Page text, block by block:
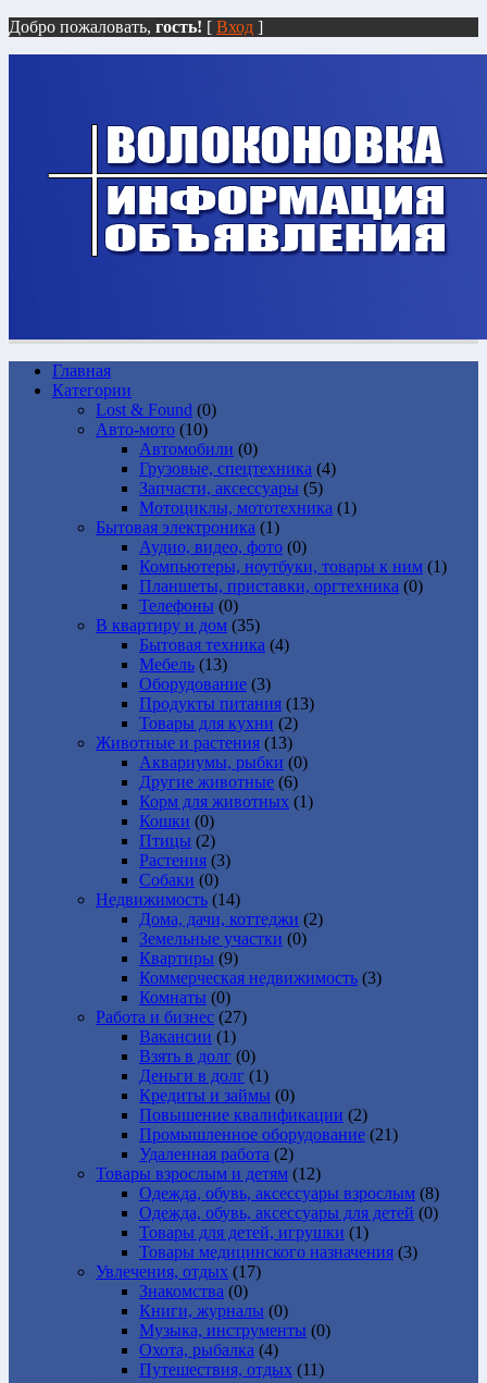
Добро пожаловать, гость! [ Вход ]
Главная
Категории
Lost & Found (0)
Авто-мото (10)
Автомобили (0)
Грузовые, спецтехника (4)
Запчасти, аксессуары (5)
Мотоциклы, мототехника (1)
Бытовая электроника (1)
Аудио, видео, фото (0)
Компьютеры, ноутбуки, товары к ним (1)
Планшеты, приставки, оргтехника (0)
Телефоны (0)
В квартиру и дом (35)
Бытовая техника (4)
Мебель (13)
Оборудование (3)
Продукты питания (13)
Товары для кухни (2)
Животные и растения (13)
Аквариумы, рыбки (0)
Другие животные (6)
Корм для животных (1)
Кошки (0)
Птицы (2)
Растения (3)
Собаки (0)
Недвижимость (14)
Дома, дачи, коттеджи (2)
Земельные участки (0)
Квартиры (9)
Коммерческая недвижимость (3)
Комнаты (0)
Работа и бизнес (27)
Вакансии (1)
Взять в долг (0)
Деньги в долг (1)
Кредиты и займы (0)
Повышение квалификации (2)
Промышленное оборудование (21)
Удаленная работа (2)
Товары взрослым и детям (12)
Одежда, обувь, аксессуары взрослым (8)
Одежда, обувь, аксессуары для детей (0)
Товары для детей, игрушки (1)
Товары медицинского назначения (3)
Увлечения, отдых (17)
Знакомства (0)
Книги, журналы (0)
Музыка, инструменты (0)
Охота, рыбалка (4)
Путешествия, отдых (11)